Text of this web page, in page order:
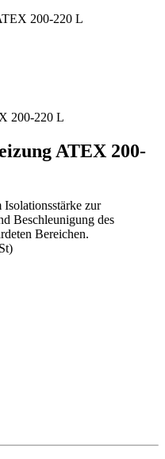
200-220 L
ATEX 200-
Isolationsstärke zur
Beschleunigung des
Bereichen.